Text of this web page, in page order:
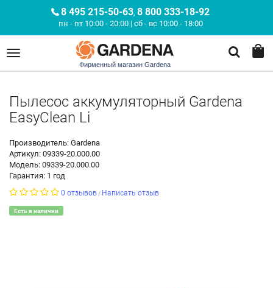
8 495 215-50-63, 8 800 333-18-92
пн - пт 10:00 - 20:00 | сб - вс 10:00 - 18:00
Фирменный магазин Gardena
Пылесос аккумуляторный Gardena
EasyClean Li
Производитель: Gardena
Артикул: 09339-20.000.00
Модель: 09339-20.000.00
Гарантия: 1 год
0 отзывов / Написать отзыв
Есть в наличии